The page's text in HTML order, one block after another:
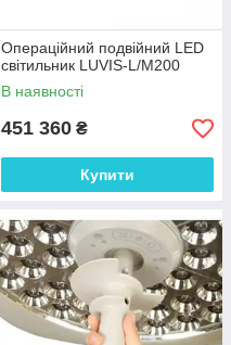
Операційний подвійний LED
світильник LUVIS-L/M200
В наявності
451 360 ₴
Купити